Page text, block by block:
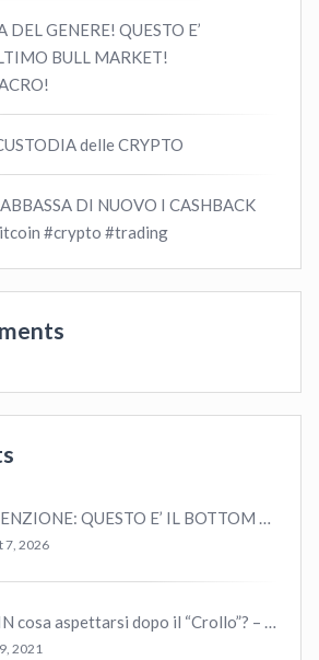
GENERE! QUESTO E’
BULL MARKET!
delle CRYPTO
DI NUOVO I CASHBACK
#crypto #trading
QUESTO E’ IL BOTTOM – ANALISI STORICA
7, 2026
BITCOIN cosa aspettarsi dopo il “Crollo”? – CryptoMonday NEWS w16/’21
2021